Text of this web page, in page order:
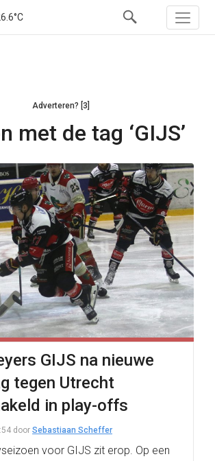
Adverteren? [3]
met de tag ‘GIJS’
GIJS na nieuwe
tegen Utrecht
in play-offs
door Sebastiaan Scheffer
voor GIJS zit erop. Op een